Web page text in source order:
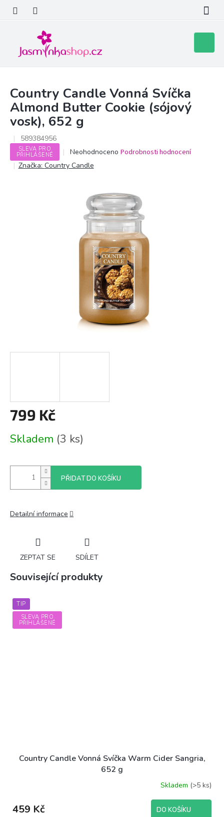
obsah
košík
Country Candle Vonná Svíčka
Almond Butter Cookie (sójový
vosk), 652 g
589384956
SLEVA PRO
PŘIHLÁŠENÉ
Průměrné
hodnocení
produktu
hvězdiček.
Neohodnoceno Podrobnosti hodnocení
Značka: Country Candle
799 Kč
cena:
Skladem (3 ks)
PŘIDAT DO KOŠÍKU
Detailní informace
ZEPTAT SE SDÍLET
Související produkty
TIP
SLEVA PRO
PŘIHLÁŠENÉ
Country Candle Vonná Svíčka Warm Cider Sangria,
652 g
Skladem (>5 ks)
459 Kč DO KOŠÍKU